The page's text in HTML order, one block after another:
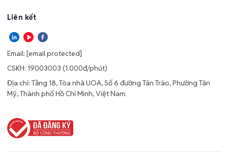
Liên kết
Email: [email protected]
CSKH: 19003003 (1.000đ/phút)
Địa chỉ: Tầng 18, Tòa nhà UOA, Số 6 đường Tân Trào, Phường Tân
Mỹ, Thành phố Hồ Chí Minh, Việt Nam.